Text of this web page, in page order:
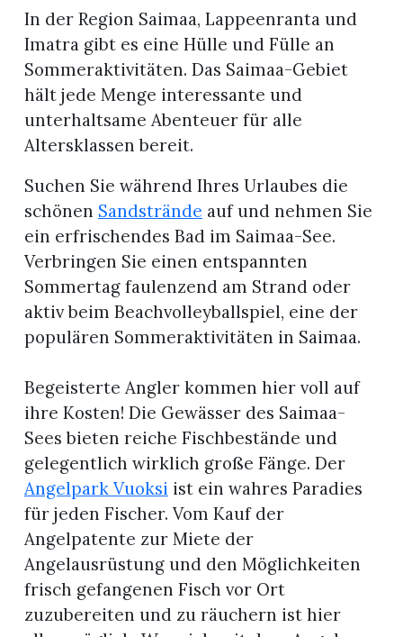
In der Region Saimaa, Lappeenranta und
Imatra gibt es eine Hülle und Fülle an
Sommeraktivitäten. Das Saimaa-Gebiet
hält jede Menge interessante und
unterhaltsame Abenteuer für alle
Altersklassen bereit.
Suchen Sie während Ihres Urlaubes die
schönen Sandstrände auf und nehmen Sie
ein erfrischendes Bad im Saimaa-See.
Verbringen Sie einen entspannten
Sommertag faulenzend am Strand oder
aktiv beim Beachvolleyballspiel, eine der
populären Sommeraktivitäten in Saimaa.
Begeisterte Angler kommen hier voll auf
ihre Kosten! Die Gewässer des Saimaa-
Sees bieten reiche Fischbestände und
gelegentlich wirklich große Fänge. Der
Angelpark Vuoksi ist ein wahres Paradies
für jeden Fischer. Vom Kauf der
Angelpatente zur Miete der
Angelausrüstung und den Möglichkeiten
frisch gefangenen Fisch vor Ort
zuzubereiten und zu räuchern ist hier